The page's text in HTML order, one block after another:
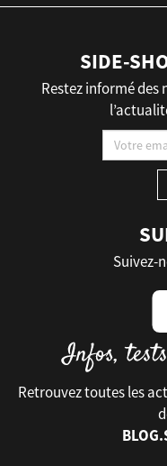
SIDE-
Restez informé des
Suivez-
Retrouvez toutes les